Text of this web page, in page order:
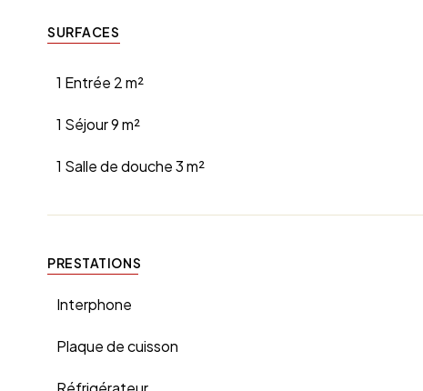
SURFACES
1 Entrée 2 m²
1 Séjour9 m²
1 Salle de douche3 m²
PRESTATIONS
Interphone
Plaque de cuisson